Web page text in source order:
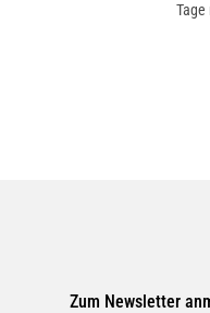
Tage
Zum Newsletter